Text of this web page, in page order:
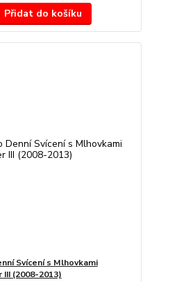
Přidat do košíku
Svícení s Mlhovkami
(2008-2013)